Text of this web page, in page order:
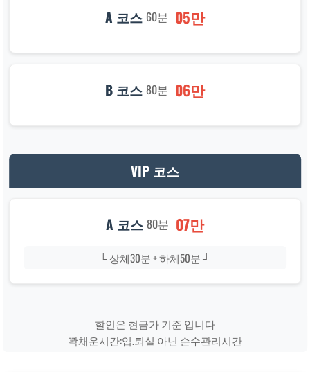
A 코스 60분 05만
B 코스 80분 06만
VIP 코스
A 코스 80분 07만
└ 상체30분 + 하체50분 ┘
할인은 현금가 기준 입니다
꽉채운시간:입.퇴실 아닌 순수관리시간